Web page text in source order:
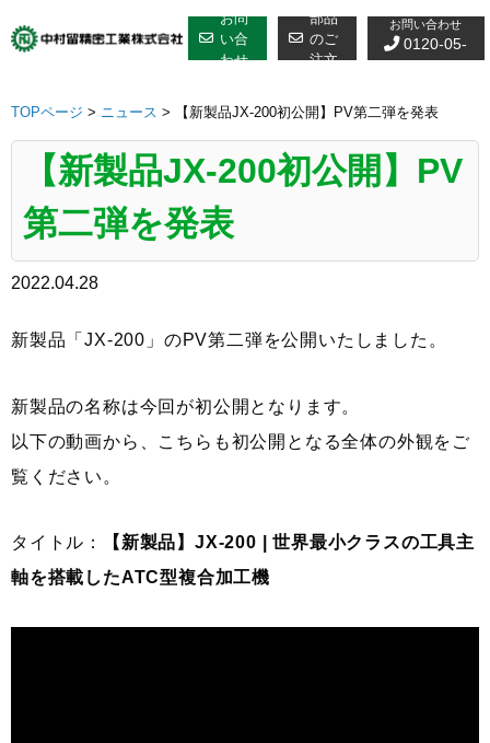
to
お問
い合
わせ
部品
のご
注文
お問い合わせ
0120-05-
TOPページ > ニュース > 【新製品JX-200初公開】PV第二弾を発表
【新製品JX-200初公開】PV
第二弾を発表
2022.04.28
新製品「JX-200」のPV第二弾を公開いたしました。
新製品の名称は今回が初公開となります。
以下の動画から、こちらも初公開となる全体の外観をご
覧ください。
タイトル：
【新製品】JX-200 | 世界最小クラスの工具主
軸を搭載したATC型複合加工機